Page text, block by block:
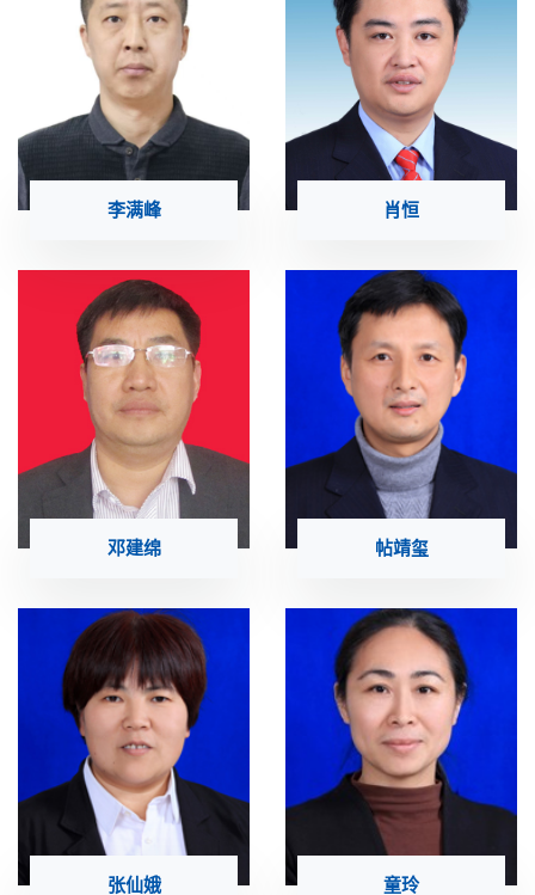
李满峰 肖恒
邓建绵 帖靖玺
张仙娥 童玲